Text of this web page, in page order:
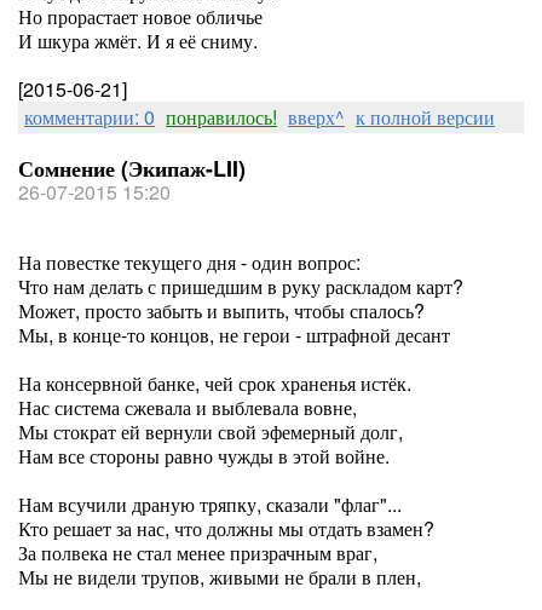
Но прорастает новое обличье
И шкура жмёт. И я её сниму.
[2015-06-21]
комментарии: 0 понравилось! вверх^ к полной версии
Сомнение (Экипаж-LII)
26-07-2015 15:20
На повестке текущего дня - один вопрос:
Что нам делать с пришедшим в руку раскладом карт?
Может, просто забыть и выпить, чтобы спалось?
Мы, в конце-то концов, не герои - штрафной десант
На консервной банке, чей срок храненья истёк.
Нас система сжевала и выблевала вовне,
Мы стократ ей вернули свой эфемерный долг,
Нам все стороны равно чужды в этой войне.
Нам всучили драную тряпку, сказали "флаг"...
Кто решает за нас, что должны мы отдать взамен?
За полвека не стал менее призрачным враг,
Мы не видели трупов, живыми не брали в плен,